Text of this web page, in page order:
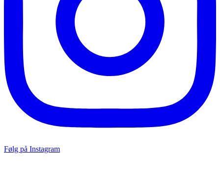
Følg på Instagram